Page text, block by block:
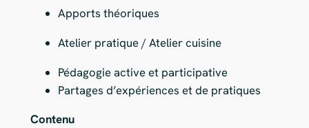
Apports théoriques
Atelier pratique / Atelier cuisine
Pédagogie active et participative
Partages d’expériences et de pratiques
Contenu